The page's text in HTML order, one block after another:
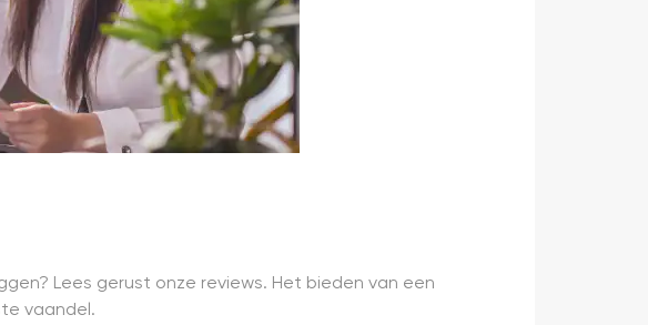
Lees gerust onze reviews. Het bieden van een
vaandel.